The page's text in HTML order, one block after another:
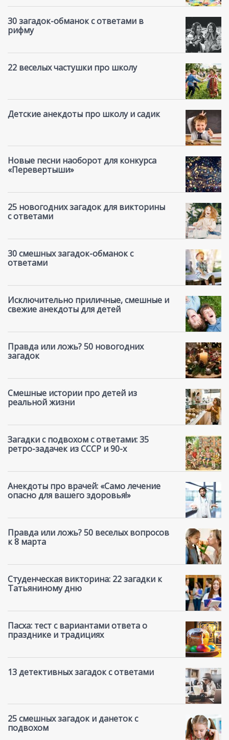
30 загадок-обманок с ответами в
рифму
22 веселых частушки про школу
Детские анекдоты про школу и садик
Новые песни наоборот для конкурса
«Перевертыши»
25 новогодних загадок для викторины
с ответами
30 смешных загадок-обманок с
ответами
Исключительно приличные, смешные и
свежие анекдоты для детей
Правда или ложь? 50 новогодних
загадок
Смешные истории про детей из
реальной жизни
Загадки с подвохом с ответами: 35
ретро-задачек из СССР и 90-х
Анекдоты про врачей: «Само лечение
опасно для вашего здоровья!»
Правда или ложь? 50 веселых вопросов
к 8 марта
Студенческая викторина: 22 загадки к
Татьяниному дню
Пасха: тест с вариантами ответа о
празднике и традициях
13 детективных загадок с ответами
25 смешных загадок и данеток с
подвохом